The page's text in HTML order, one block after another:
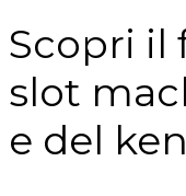
Scopri il
slot
e del